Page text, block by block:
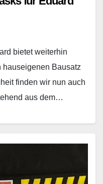
bietet weiterhin
hauseigenen Bausatz
finden wir nun auch
aus dem…